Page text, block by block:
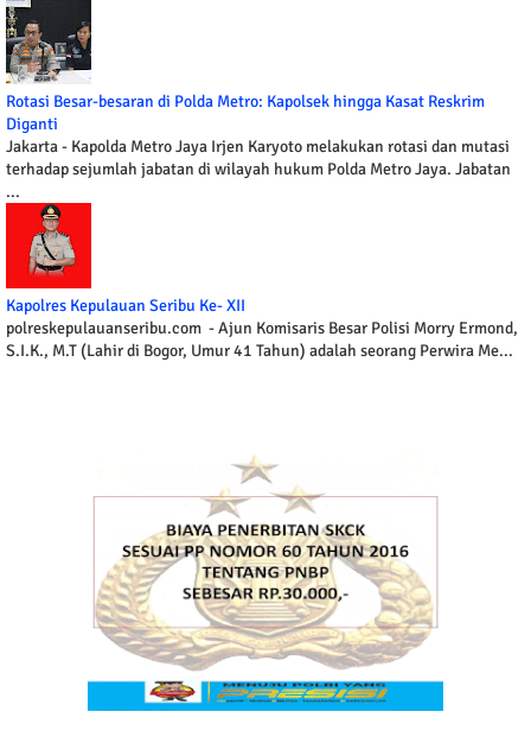
Rotasi Besar-besaran di Polda Metro: Kapolsek hingga Kasat Reskrim
Diganti
Jakarta - Kapolda Metro Jaya Irjen Karyoto melakukan rotasi dan mutasi
terhadap sejumlah jabatan di wilayah hukum Polda Metro Jaya. Jabatan
...
Kapolres Kepulauan Seribu Ke- XII
polreskepulauanseribu.com - Ajun Komisaris Besar Polisi Morry Ermond,
S.I.K., M.T (Lahir di Bogor, Umur 41 Tahun) adalah seorang Perwira Me...